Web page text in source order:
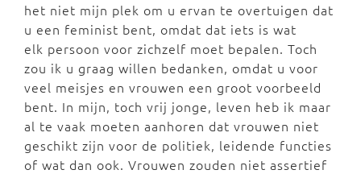
het niet mijn plek om u ervan te overtuigen dat
u een feminist bent, omdat dat iets is wat
elk persoon voor zichzelf moet bepalen. Toch
zou ik u graag willen bedanken, omdat u voor
veel meisjes en vrouwen een groot voorbeeld
bent. In mijn, toch vrij jonge, leven heb ik maar
al te vaak moeten aanhoren dat vrouwen niet
geschikt zijn voor de politiek, leidende functies
of wat dan ook. Vrouwen zouden niet assertief